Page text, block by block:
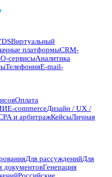
Виртуальный
платформыCRM-
сервисыАналитика
ТелефонияE-mail-
Оплата
E-commerceДизайн / UX /
и арбитражКейсыЛичная
Для рассужденийДля
документовГенерация